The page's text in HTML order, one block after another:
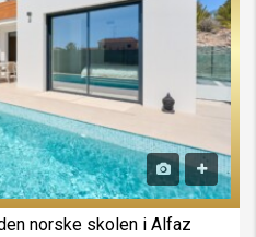
norske skolen i Alfaz